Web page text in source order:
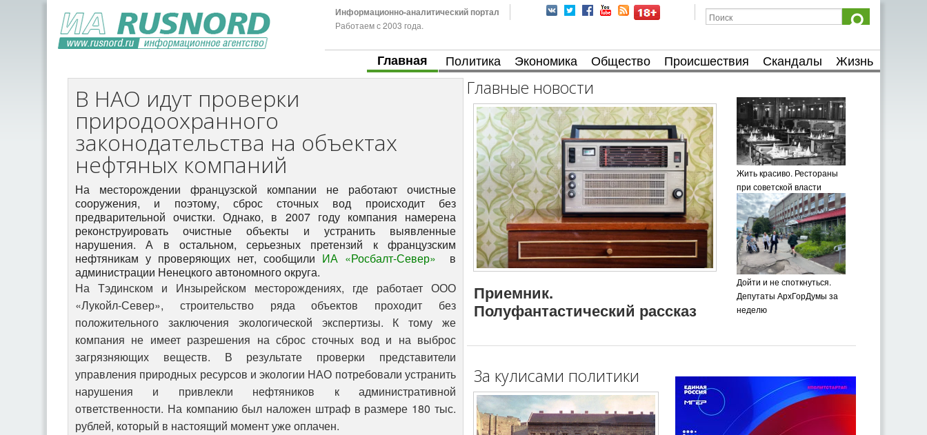
Информационно-аналитический портал
Работаем с 2003 года.
Главная Политика Экономика Общество Происшествия Скандалы Жизнь
В НАО идут проверки
природоохранного
законодательства на объектах
нефтяных компаний
На месторождении французской компании не работают очистные
сооружения, и поэтому, сброс сточных вод происходит без
предварительной очистки. Однако, в 2007 году компания намерена
реконструировать очистные объекты и устранить выявленные
нарушения. А в остальном, серьезных претензий к французским
нефтяникам у проверяющих нет, сообщили ИА «Росбалт-Север» в
администрации Ненецкого автономного округа.
На Тэдинском и Инзырейском месторождениях, где работает ООО
«Лукойл-Север», строительство ряда объектов проходит без
положительного заключения экологической экспертизы. К тому же
компания не имеет разрешения на сброс сточных вод и на выброс
загрязняющих веществ. В результате проверки представители
управления природных ресурсов и экологии НАО потребовали устранить
нарушения и привлекли нефтяников к административной
ответственности. На компанию был наложен штраф в размере 180 тыс.
рублей, который в настоящий момент уже оплачен.
Главные новости
Приемник.
Полуфантастический рассказ
Жить красиво. Рестораны
при советской власти
Дойти и не споткнуться.
Депутаты АрхГорДумы за
неделю
За кулисами политики